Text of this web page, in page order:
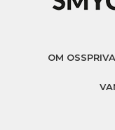
OM OSS